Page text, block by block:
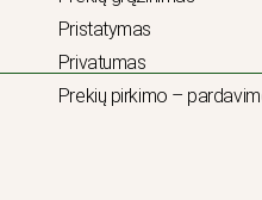
Pristatymas
Privatumas
Prekių pirkimo –